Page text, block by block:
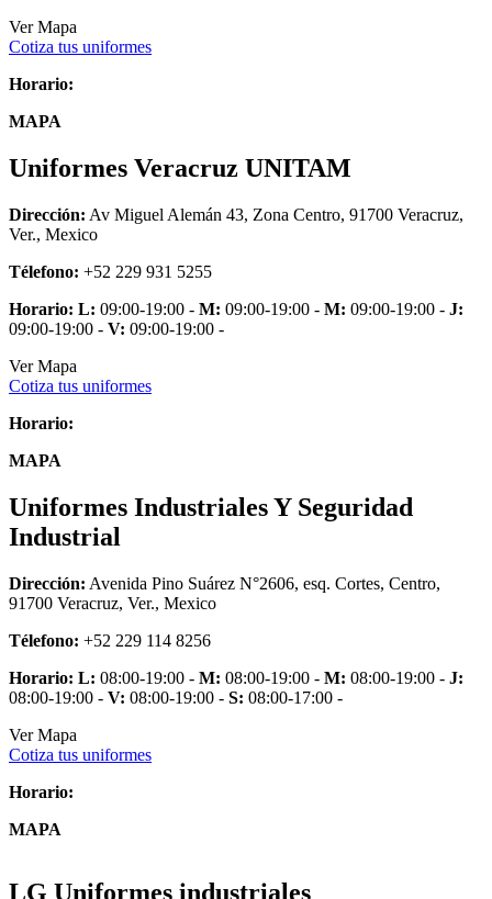
Ver Mapa
Cotiza tus uniformes
Horario:
MAPA
Uniformes Veracruz UNITAM
Dirección: Av Miguel Alemán 43, Zona Centro, 91700 Veracruz,
Ver., Mexico
Télefono: +52 229 931 5255
Horario: L: 09:00-19:00 - M: 09:00-19:00 - M: 09:00-19:00 - J:
09:00-19:00 - V: 09:00-19:00 -
Ver Mapa
Cotiza tus uniformes
Horario:
MAPA
Uniformes Industriales Y Seguridad
Industrial
Dirección: Avenida Pino Suárez N°2606, esq. Cortes, Centro,
91700 Veracruz, Ver., Mexico
Télefono: +52 229 114 8256
Horario: L: 08:00-19:00 - M: 08:00-19:00 - M: 08:00-19:00 - J:
08:00-19:00 - V: 08:00-19:00 - S: 08:00-17:00 -
Ver Mapa
Cotiza tus uniformes
Horario:
MAPA
LG Uniformes industriales